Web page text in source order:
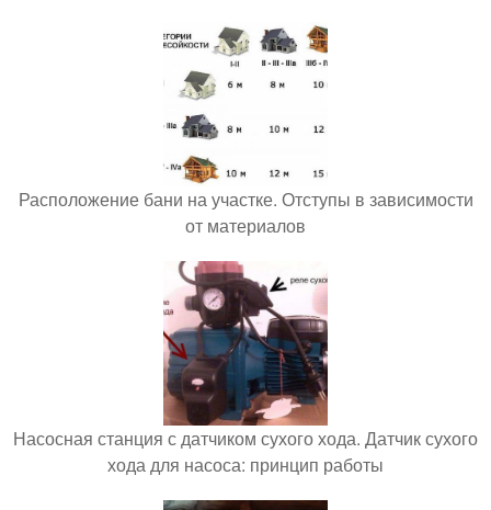
Расположение бани на участке. Отступы в зависимости
от материалов
Насосная станция с датчиком сухого хода. Датчик сухого
хода для насоса: принцип работы